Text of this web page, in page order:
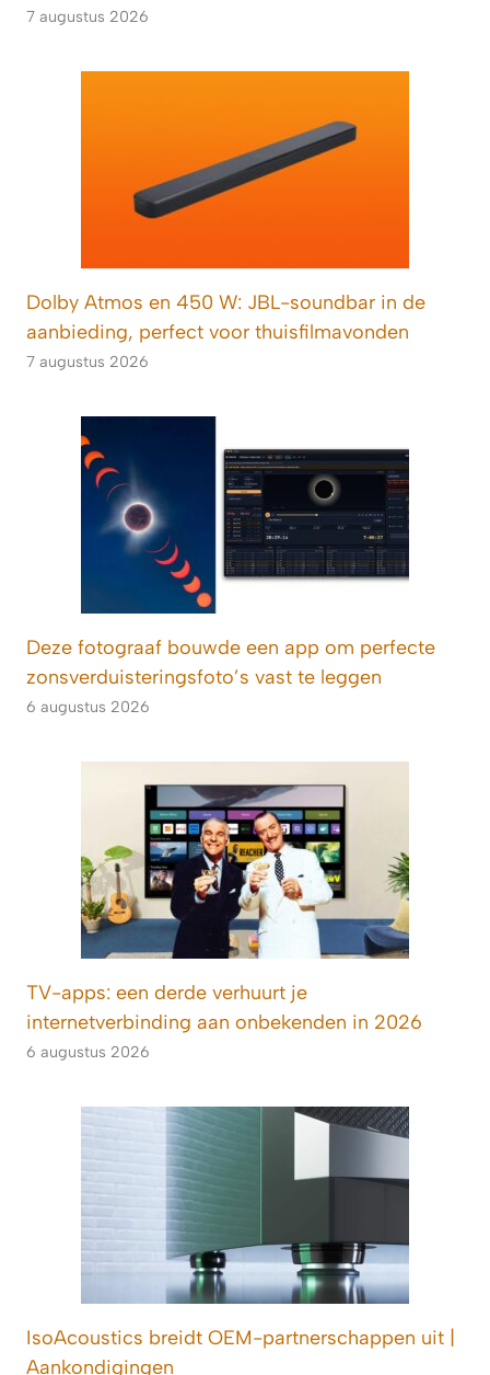
7 augustus 2026
Dolby Atmos en 450 W: JBL-soundbar in de
aanbieding, perfect voor thuisfilmavonden
7 augustus 2026
Deze fotograaf bouwde een app om perfecte
zonsverduisteringsfoto’s vast te leggen
6 augustus 2026
TV-apps: een derde verhuurt je
internetverbinding aan onbekenden in 2026
6 augustus 2026
IsoAcoustics breidt OEM-partnerschappen uit |
Aankondigingen